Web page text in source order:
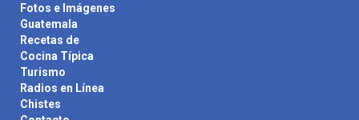
content
Fotos e Imágenes
Guatemala
Recetas de
Cocina Típica
Turismo
Radios en Línea
Chistes